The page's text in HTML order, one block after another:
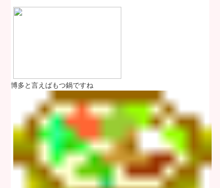
博多と言えばもつ鍋ですね